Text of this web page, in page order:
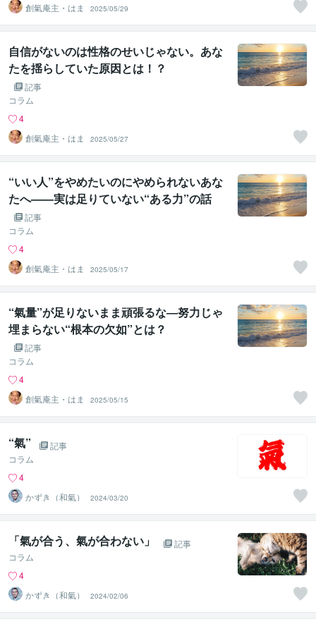
創氣庵主・はま 2025/05/29
自信がないのは性格のせいじゃない。あな
たを揺らしていた原因とは！？
記事
コラム
4
創氣庵主・はま
2025/05/27
“いい人”をやめたいのにやめられないあな
たへ——実は足りていない“ある力”の話
記事
コラム
4
創氣庵主・はま
2025/05/17
“氣量”が足りないまま頑張るな―努力じゃ
埋まらない“根本の欠如”とは？
記事
コラム
4
創氣庵主・はま
2025/05/15
“氣”
記事
コラム
4
かずき（和氣）
2024/03/20
「氣が合う、氣が合わない」
記事
コラム
4
かずき（和氣）
2024/02/06